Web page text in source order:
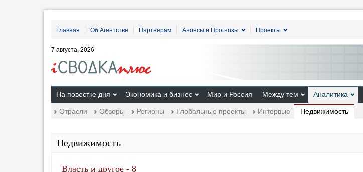
Главная Об Агентстве Партнерам Анонсы и Прогнозы Проекты
7 августа, 2026
На повестке дня Экономика и бизнес Мир и Россия Между тем Аналитика
Отрасли Обзоры Регионы Глобальные проекты Интервью Недвижимость
Недвижимость
Власть и другое - 8